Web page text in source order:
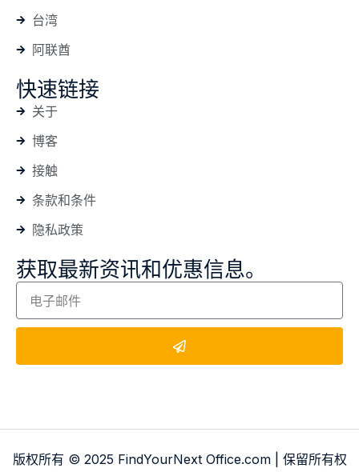
台湾
阿联酋
快速链接
关于
博客
接触
条款和条件
隐私政策
获取最新资讯和优惠信息。
版权所有 © 2025 FindYourNext Office.com | 保留所有权